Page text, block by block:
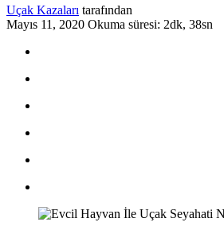
Uçak Kazaları tarafından
Mayıs 11, 2020 Okuma süresi: 2dk, 38sn